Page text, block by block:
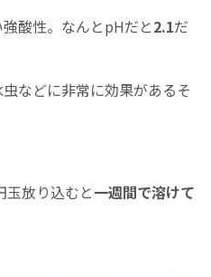
酸性。なんとpHだと2.1だ
などに非常に効果があるそ
玉放り込むと一週間で溶けて